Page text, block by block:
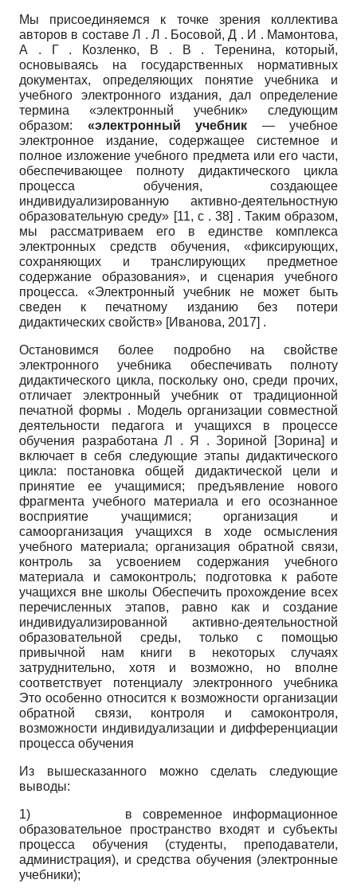
Мы присоединяемся к точке зрения коллектива
авторов в составе Л . Л . Босовой, Д . И . Ма­монтова,
А . Г . Козленко, В . В . Теренина, который,
основываясь на государственных нормативных
документах, определяющих понятие учебника и
учебного электронного издания, дал определение
термина «электронный учебник» следующим
образом: «электронный учебник — учебное
электронное издание, содержащее системное и
полное изложение учебного предмета или его части,
обеспечивающее полноту дидактического цикла
процесса обучения, создающее
индивидуализированную активно-деятельностную
образовательную среду» [11, с . 38] . Таким образом,
мы рассматриваем его в единстве комплекса
электронных средств обучения, «фиксирующих,
сохраняющих и транслирующих предметное
содержание образования», и сценария учебного
процесса. «Электронный учебник не может быть
сведен к печатному изданию без потери
дидактических свойств» [Иванова, 2017] .
Остановимся более подробно на свойстве
электронного учебника обеспечивать полноту
дидактического цикла, поскольку оно, среди прочих,
отличает электронный учебник от традиционной
печатной формы . Модель организации совместной
деятельности педагога и учащихся в процессе
обучения разработана Л . Я . Зориной
[Зорина] и
включает в себя следующие этапы дидактического
цикла: постановка общей дидактической цели и
принятие ее учащимися; предъявление нового
фрагмента учебного материала и его осознанное
восприятие учащимися; организация и
самоорганизация учащихся в ходе осмысления
учебного материала; организация обратной связи,
контроль за усвоением содержания учебного
материала и самоконтроль; подготовка к работе
учащихся вне школы Обеспечить прохождение всех
перечисленных этапов, равно как и создание
индивидуализированной активно-деятельностной
образовательной среды, только с помощью
привычной нам книги в некоторых случаях
затруднительно, хотя и возможно, но вполне
соответствует потенциалу электронного учебника
Это особенно относится к возможности организации
обратной связи, контроля и самоконтроля,
возможности индивидуализации и дифференциации
процесса обучения
Из вышесказанного можно сделать следующие
выводы:
1)
в современное информационное
образовательное пространство входят и субъекты
процесса обучения (студенты, преподаватели,
администрация), и средства обучения (электронные
учебники);